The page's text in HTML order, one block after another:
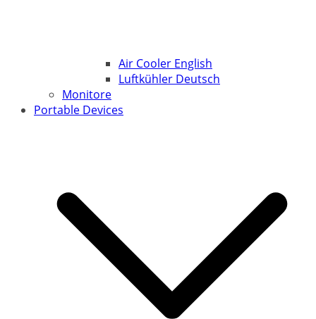
Air Cooler English
Luftkühler Deutsch
Monitore
Portable Devices